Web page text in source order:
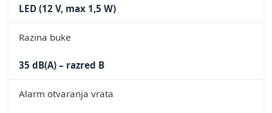
LED (12 V, max 1,5 W)
Razina buke
35 dB(A) – razred B
Alarm otvaranja vrata